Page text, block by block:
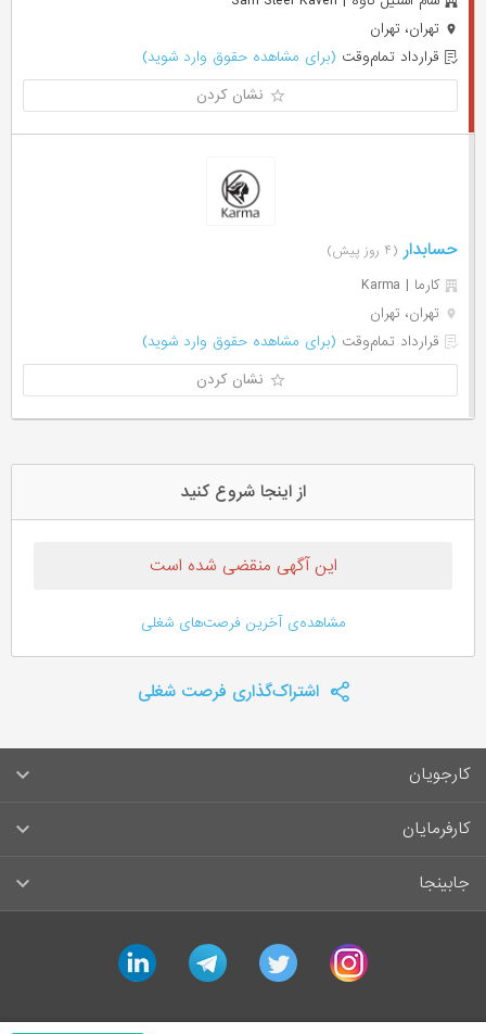
تهران، تهران
قرارداد تمام‌وقت (برای مشاهده حقوق وارد شوید)
نشان کردن
حسابدار (۴ روز پیش)
کارما | Karma
تهران، تهران
قرارداد تمام‌وقت (برای مشاهده حقوق وارد شوید)
نشان کردن
از اینجا شروع کنید
این آگهی منقضی شده است
مشاهده‌ی آخرین فرصت‌های شغلی
اشتراک‌گذاری فرصت شغلی
کارجویان
سوالات متداول کارجویان
لیست مشاغل
آگهی‌های استخدام
کارفرمایان
راهنمای ثبت آگهی استخدام
قوانین و مقررات کارفرمایان
جابینجا
جابینجا در رسانه‌ها
راهنمای استفاده برای کارجویان
instagram
twitter
telegram
linkedin